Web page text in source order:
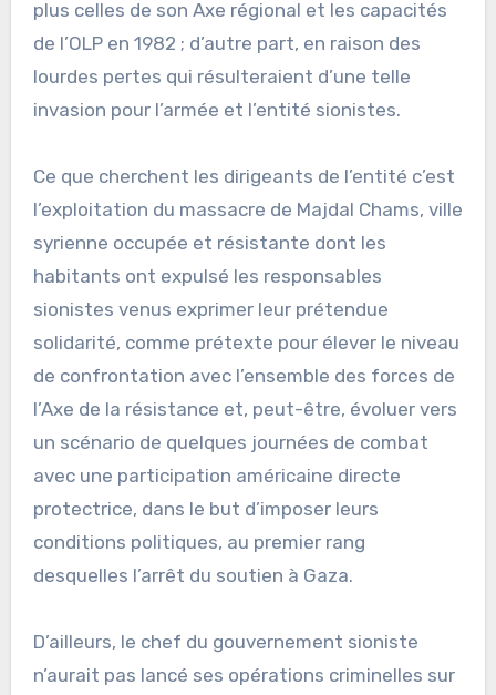
plus celles de son Axe régional et les capacités
de l’OLP en 1982 ; d’autre part, en raison des
lourdes pertes qui résulteraient d’une telle
invasion pour l’armée et l’entité sionistes.
Ce que cherchent les dirigeants de l’entité c’est
l’exploitation du massacre de Majdal Chams, ville
syrienne occupée et résistante dont les
habitants ont expulsé les responsables
sionistes venus exprimer leur prétendue
solidarité, comme prétexte pour élever le niveau
de confrontation avec l’ensemble des forces de
l’Axe de la résistance et, peut-être, évoluer vers
un scénario de quelques journées de combat
avec une participation américaine directe
protectrice, dans le but d’imposer leurs
conditions politiques, au premier rang
desquelles l’arrêt du soutien à Gaza.
D’ailleurs, le chef du gouvernement sioniste
n’aurait pas lancé ses opérations criminelles sur